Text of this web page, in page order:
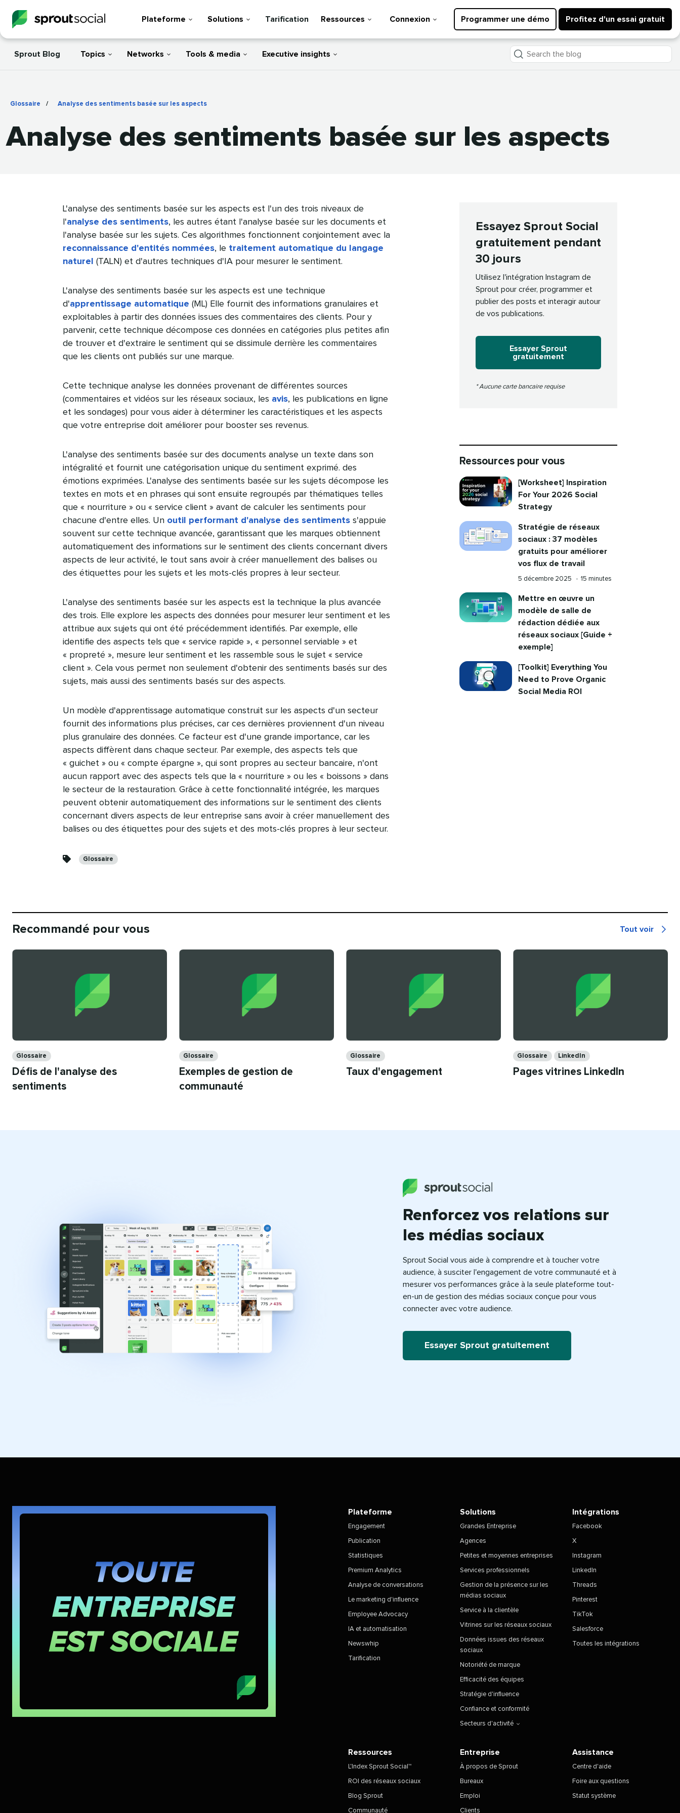
Plateforme Solutions Tarification Ressources Connexion Programmer une démo Profitez d'un essai gratuit
Sprout Blog Topics Networks Tools & media Executive insights
Search
Glossaire / Analyse des sentiments basée sur les aspects
Analyse des sentiments basée sur les aspects​​
L'analyse des sentiments basée sur les aspects est l'un des trois niveaux de
l'analyse des sentiments, les autres étant l'analyse basée sur les documents et
l'analyse basée sur les sujets. Ces algorithmes fonctionnent conjointement avec la
reconnaissance d'entités nommées, le traitement automatique du langage
naturel
(TALN) et d'autres techniques d'IA pour mesurer le sentiment.​​
L'analyse des sentiments basée sur les aspects est une technique
d'apprentissage automatique (ML) Elle fournit des informations granulaires et
exploitables à partir des données issues des commentaires des clients. Pour y
parvenir, cette technique décompose ces données en catégories plus petites afin
de trouver et d'extraire le sentiment qui se dissimule derrière les commentaires
que les clients ont publiés sur une marque.​​
Cette technique analyse les données provenant de différentes sources
(commentaires et vidéos sur les réseaux sociaux, les avis, les publications en ligne
et les sondages) pour vous aider à déterminer les caractéristiques et les aspects
que votre entreprise doit améliorer pour booster ses revenus.​​
L'analyse des sentiments basée sur des documents analyse un texte dans son
intégralité et fournit une catégorisation unique du sentiment exprimé. des
émotions exprimées. L'analyse des sentiments basée sur les sujets décompose les
textes en mots et en phrases qui sont ensuite regroupés par thématiques telles
que « nourriture » ou « service client » avant de calculer les sentiments pour
chacune d'entre elles. Un outil performant d'analyse des sentiments s'appuie
souvent sur cette technique avancée, garantissant que les marques obtiennent
automatiquement des informations sur le sentiment des clients concernant divers
aspects de leur activité, le tout sans avoir à créer manuellement des balises ou
des étiquettes pour les sujets et les mots-clés propres à leur secteur.​​
L'analyse des sentiments basée sur les aspects est la technique la plus avancée
des trois. Elle explore les aspects des données pour mesurer leur sentiment et les
attribue aux sujets qui ont été précédemment identifiés. Par exemple, elle
identifie des aspects tels que « service rapide », « personnel serviable » et
« propreté », mesure leur sentiment et les rassemble sous le sujet « service
client ». Cela vous permet non seulement d'obtenir des sentiments basés sur des
sujets, mais aussi des sentiments basés sur des aspects.​​
Un modèle d'apprentissage automatique construit sur les aspects d'un secteur
fournit des informations plus précises, car ces dernières proviennent d'un niveau
plus granulaire des données. Ce facteur est d'une grande importance, car les
aspects diffèrent dans chaque secteur. Par exemple, des aspects tels que
« guichet » ou « compte épargne », qui sont propres au secteur bancaire, n'ont
aucun rapport avec des aspects tels que la « nourriture » ou les « boissons » dans
le secteur de la restauration. Grâce à cette fonctionnalité intégrée, les marques
peuvent obtenir automatiquement des informations sur le sentiment des clients
concernant divers aspects de leur entreprise sans avoir à créer manuellement des
balises ou des étiquettes pour des sujets et des mots-clés propres à leur secteur.​​
Catégories​​
Glossaire​​
Essayez Sprout Social
gratuitement pendant
30 jours​​
Utilisez l'intégration Instagram de
Sprout pour créer, programmer et
publier des posts et interagir autour
de vos publications.​​
Essayer Sprout
gratuitement​​
* Aucune carte bancaire requise​​
Ressources pour vous​​
[Worksheet] Inspiration
For Your 2026 Social
Strategy​​
Stratégie de réseaux
sociaux : 37 modèles
gratuits pour améliorer
vos flux de travail​​
Publié
5 décembre 2025​​ •​​ Reading
15 minutes​​
Mettre en œuvre un
modèle de salle de
rédaction dédiée aux
réseaux sociaux [Guide +
exemple]​​
[Toolkit] Everything You
Need to Prove Organic
Social Media ROI​​
Recommandé pour vous​​ Tout voir
Recommandé
Glossaire​​
Défis de l'analyse des
sentiments​​
Glossaire​​
Exemples de gestion de
communauté​​
Glossaire​​
Taux d'engagement​​
Glossaire​​ LinkedIn​​
Pages vitrines LinkedIn​​
Renforcez vos relations sur
les médias sociaux​​
Sprout Social vous aide à comprendre et à toucher votre
audience, à susciter l'engagement de votre communauté et à
mesurer vos performances grâce à la seule plateforme tout-
en-un de gestion des médias sociaux conçue pour vous
connecter avec votre audience.​​
Essayer Sprout gratuitement​​
Plateforme
Engagement
Publication
Statistiques
Premium Analytics
Analyse de conversations
Le marketing d'influence
Employee Advocacy
IA et automatisation
Newswhip
Tarification
Solutions
Grandes Entreprise
Agences
Petites et moyennes entreprises
Services professionnels
Gestion de la présence sur les
médias sociaux
Service à la clientèle
Vitrines sur les réseaux sociaux
Données issues des réseaux
sociaux
Notoriété de marque
Efficacité des équipes
Stratégie d'influence
Confiance et conformité
Secteurs d'activité
Intégrations
Facebook
X
Instagram
LinkedIn
Threads
Pinterest
TikTok
Salesforce
Toutes les intégrations
Ressources
L'Index Sprout Social™
ROI des réseaux sociaux
Blog Sprout
Communauté
Entreprise
À propos de Sprout
Bureaux
Emploi
Clients
Assistance
Centre d'aide
Foire aux questions
Statut système